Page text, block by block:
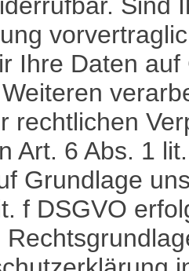
Sind
Ihre Daten
rechtlichen
Art. 6 Abs. 1
Grundlage
f DSGVO